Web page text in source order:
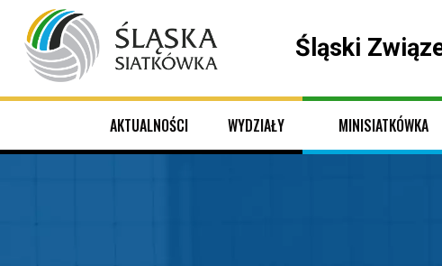
Śląski
AKTUALNOŚCI WYDZIAŁY MINISIATKÓWKA